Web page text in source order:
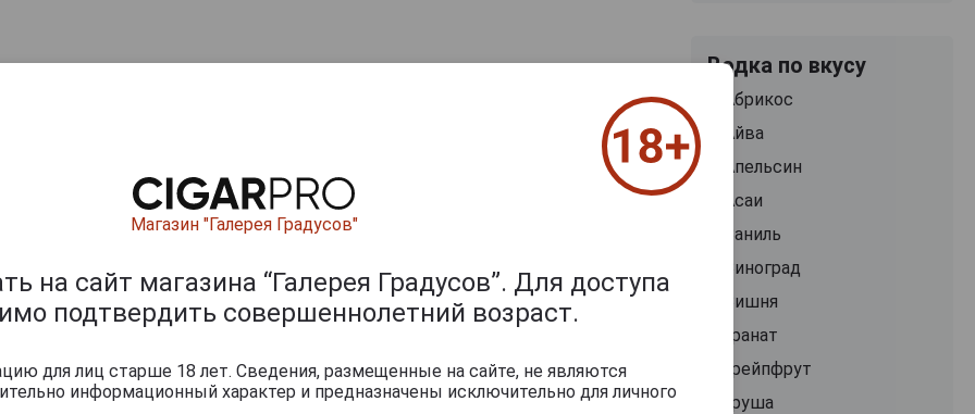
Водка по вкусу
Абрикос
Айва
Апельсин
Асаи
Ваниль
Виноград
Вишня
Гранат
Грейпфрут
Груша
Магазин "Галерея Градусов"
на сайт магазина “Галерея Градусов”. Для доступа
подтвердить совершеннолетний возраст.
для лиц старше 18 лет. Сведения, размещенные на сайте, не являются
информационный характер и предназначены исключительно для личного